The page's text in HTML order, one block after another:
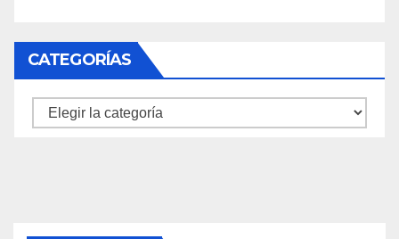
CATEGORÍAS
Categorías